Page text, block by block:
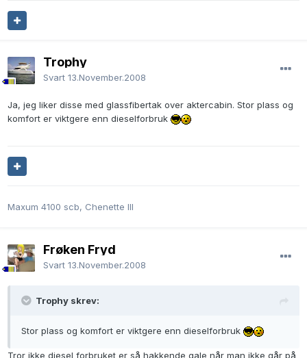
Trophy
Svart 13.November.2008
Ja, jeg liker disse med glassfibertak over aktercabin. Stor plass og
komfort er viktgere enn dieselforbruk
Maxum 4100 scb, Chenette III
Frøken Fryd
Svart 13.November.2008
Trophy skrev:
Stor plass og komfort er viktgere enn dieselforbruk
Tror ikke diesel forbruket er så hakkende gale når man ikke går på